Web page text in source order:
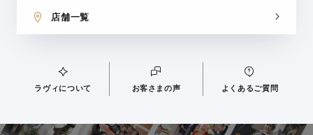
店舗一覧
ラヴィについて お客さまの声 よくあるご質問